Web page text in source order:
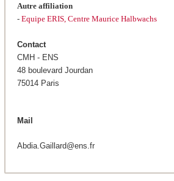
Autre affiliation
- Equipe ERIS, Centre Maurice Halbwachs
Contact
CMH - ENS
48 boulevard Jourdan
75014 Paris
Mail
Abdia.Gaillard@ens.fr